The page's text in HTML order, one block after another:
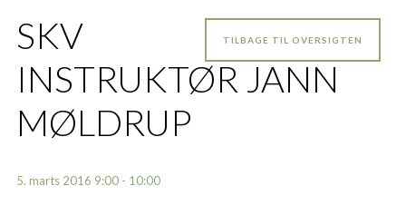
TILBAGE TIL OVERSIGTEN
SKV
INSTRUKTØR JANN
MØLDRUP
5. marts 2016 9:00 - 10:00